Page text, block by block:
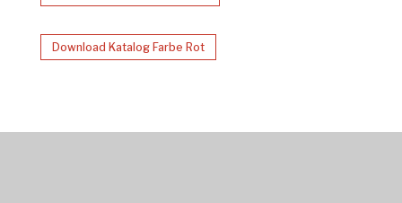
Download Katalog Farbe Rot